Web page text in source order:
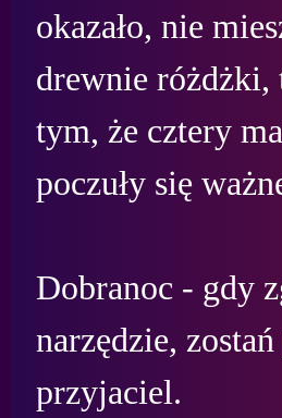
okazało, nie
drewnie
tym, że cztery
poczuły się
Dobranoc - gdy
narzędzie, zostań